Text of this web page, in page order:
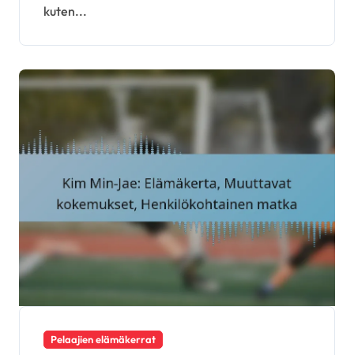
kuten...
Pelaajien elämäkerrat